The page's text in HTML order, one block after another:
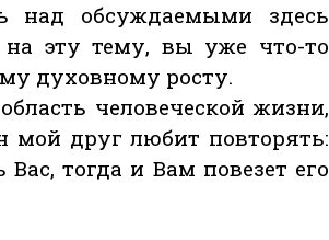
над обсуждаемыми здесь
на эту тему, вы уже что-то
духовному росту.
человеческой жизни,
мой друг любит повторять:
тогда и Вам повезет его